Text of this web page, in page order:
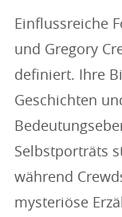
Einflussreiche
und Gregory
definiert. Ihre
Geschichten
Selbstporträts
während
mysteriöse